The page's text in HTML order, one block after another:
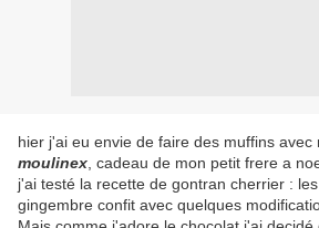
hier j'ai eu envie de faire des muffins avec
moulinex , cadeau de mon petit frere a
j'ai testé la recette de gontran cherrier :
gingembre confit avec quelques